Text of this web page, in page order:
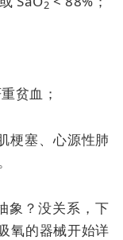
2
贫血；
梗塞、心源性肺
象？没关系，下
氧的器械开始详